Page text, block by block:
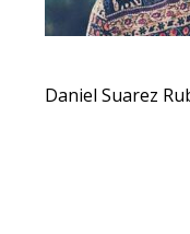
Daniel Suarez